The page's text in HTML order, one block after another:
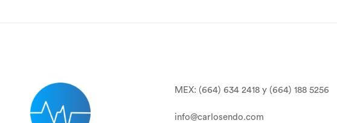
MEX: (664) 634 2418 y (664) 188 5256
info@carlosendo.com